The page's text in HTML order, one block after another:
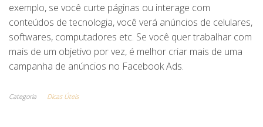
exemplo, se você curte páginas ou interage com
conteúdos de tecnologia, você verá anúncios de celulares,
softwares, computadores etc. Se você quer trabalhar com
mais de um objetivo por vez, é melhor criar mais de uma
campanha de anúncios no Facebook Ads.
Categoria Dicas Úteis